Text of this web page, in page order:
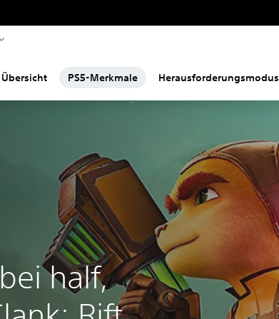
Übersicht PS5-Merkmale Herausforderungsmodus
half,